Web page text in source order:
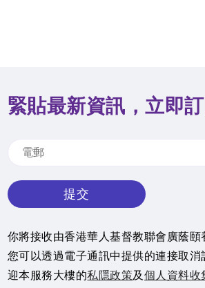
緊貼最新資訊，立即
提交
你將接收由香港華人基督教聯會廣蔭頤
您可以透過電子通訊中提供的連接取
迎本服務大樓的私隱政策及 個人資料收